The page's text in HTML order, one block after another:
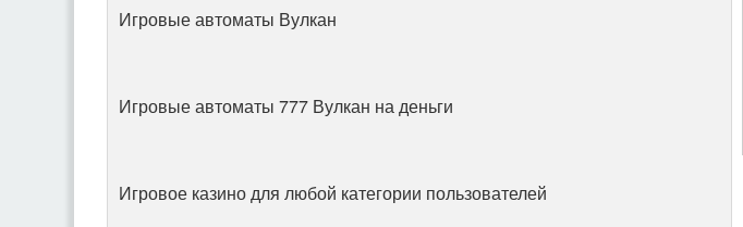
Игровые автоматы Вулкан
Игровые автоматы 777 Вулкан на деньги
Игровое казино для любой категории пользователей